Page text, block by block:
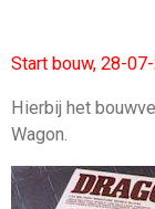
Start bouw, 28-
Hierbij het
Wagon.